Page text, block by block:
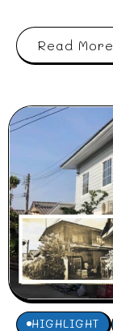
Read More
HIGHLIGHT